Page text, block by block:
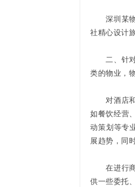
深圳某物
社精心设计
二、针对
类的物业，
对酒店和
如餐饮经营
动策划等专
展趋势，同
在进行商
供一些委托